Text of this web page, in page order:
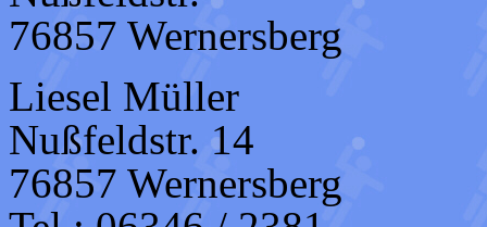
76857 Wernersberg
Liesel Müller
Nußfeldstr. 14
76857 Wernersberg